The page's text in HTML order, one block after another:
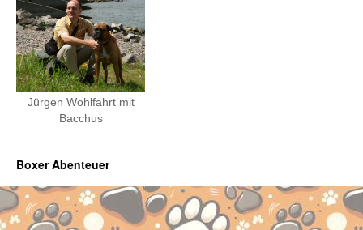
Jürgen Wohlfahrt mit
Bacchus
Boxer Abenteuer